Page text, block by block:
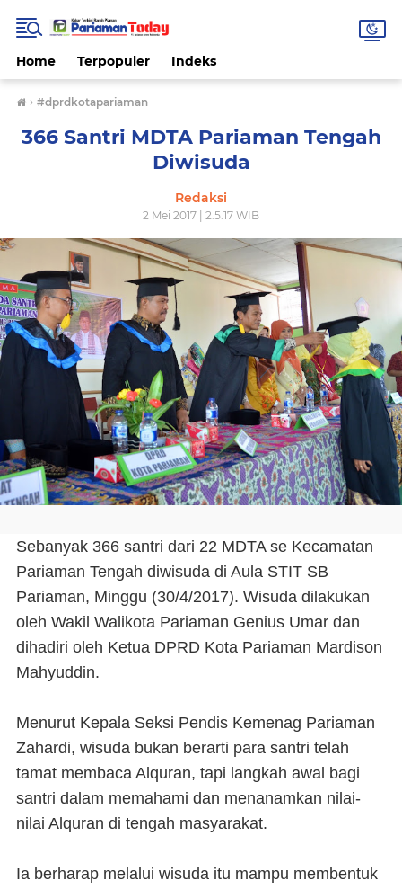
Home Terpopuler Indeks
› #dprdkotapariaman
366 Santri MDTA Pariaman Tengah
Diwisuda
Redaksi
2 Mei 2017 | 2.5.17 WIB
Sebanyak 366 santri dari 22 MDTA se Kecamatan
Pariaman Tengah diwisuda di Aula STIT SB
Pariaman, Minggu (30/4/2017). Wisuda dilakukan
oleh Wakil Walikota Pariaman Genius Umar dan
dihadiri oleh Ketua DPRD Kota Pariaman Mardison
Mahyuddin.
Menurut Kepala Seksi Pendis Kemenag Pariaman
Zahardi, wisuda bukan berarti para santri telah
tamat membaca Alquran, tapi langkah awal bagi
santri dalam memahami dan menanamkan nilai-
nilai Alquran di tengah masyarakat.
Ia berharap melalui wisuda itu mampu membentuk